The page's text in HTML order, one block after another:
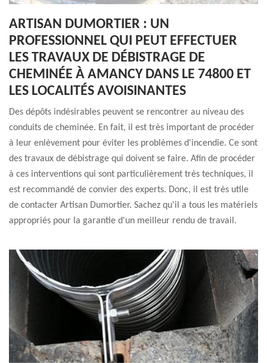
ARTISAN DUMORTIER : UN
PROFESSIONNEL QUI PEUT EFFECTUER
LES TRAVAUX DE DÉBISTRAGE DE
CHEMINÉE À AMANCY DANS LE 74800 ET
LES LOCALITÉS AVOISINANTES
Des dépôts indésirables peuvent se rencontrer au niveau des
conduits de cheminée. En fait, il est très important de procéder
à leur enlèvement pour éviter les problèmes d'incendie. Ce sont
des travaux de débistrage qui doivent se faire. Afin de procéder
à ces interventions qui sont particulièrement très techniques, il
est recommandé de convier des experts. Donc, il est très utile
de contacter Artisan Dumortier. Sachez qu'il a tous les matériels
appropriés pour la garantie d'un meilleur rendu de travail.